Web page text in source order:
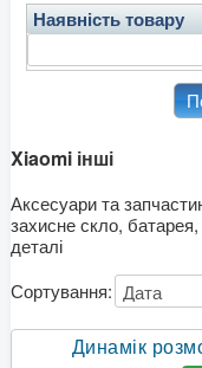
Наявність товару
Xiaomi інші
Аксесуари та
захисне скло,
деталі
Сортування:
Динамік